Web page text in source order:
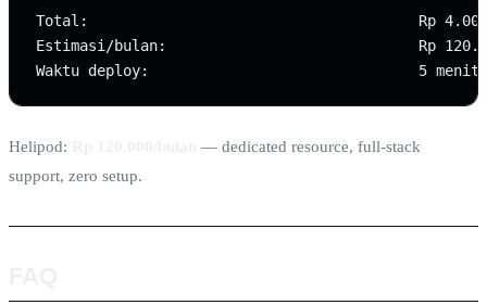
Total:                                      Rp
Estimasi/bulan:                             Rp
Helipod:
— dedicated resource, full-stack
support, zero setup.